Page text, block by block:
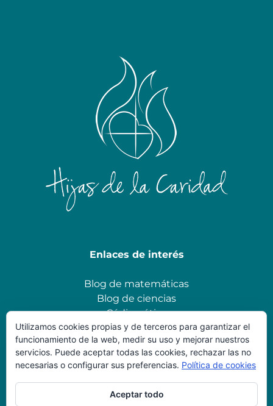
Enlaces de interés
Blog de matemáticas
Blog de ciencias
Código ético
Datos de Contacto
941380226
Utilizamos cookies propias y de terceros para garantizar el
funcionamiento de la web, medir su uso y mejorar nuestros
servicios. Puede aceptar todas las cookies, rechazar las no
necesarias o configurar sus preferencias. Política de cookies
Aceptar todo